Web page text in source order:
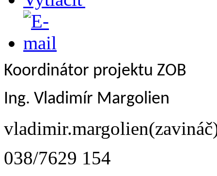
Koordinátor projektu ZOB
Ing. Vladimír Margolien
038/7629 154